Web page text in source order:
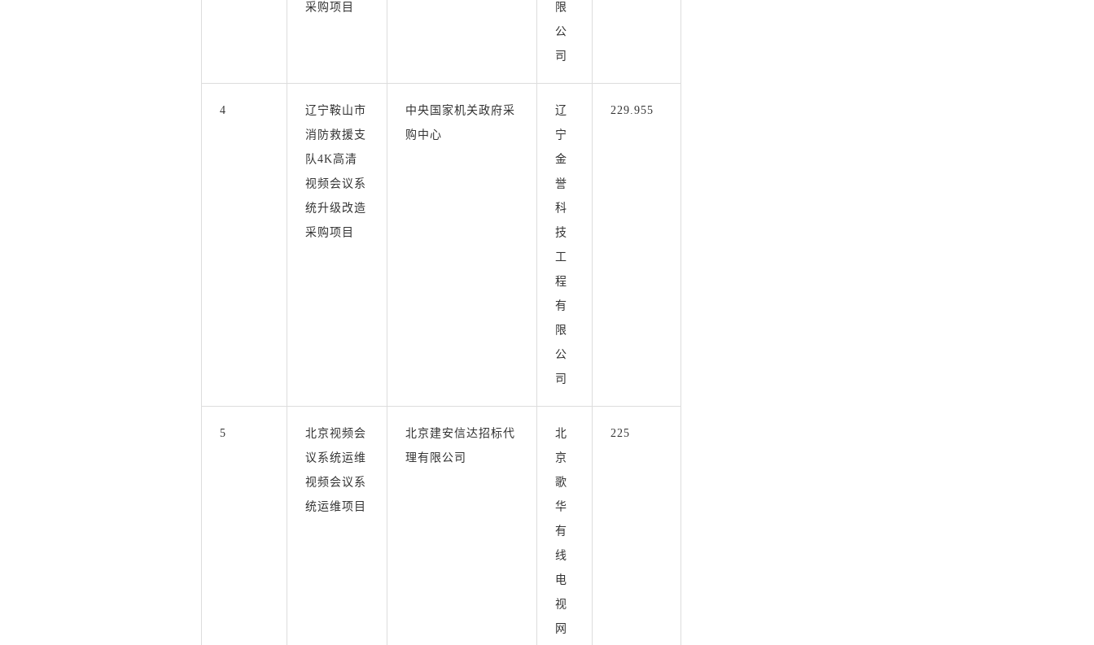
采购项目
限
公
司
4
辽宁鞍山市
消防救援支
队4K高清
视频会议系
统升级改造
采购项目
中央国家机关政府采
购中心
辽
宁
金
誉
科
技
工
程
有
限
公
司
229.955
5
北京视频会
议系统运维
视频会议系
统运维项目
北京建安信达招标代
理有限公司
北
京
歌
华
有
线
电
视
网
225